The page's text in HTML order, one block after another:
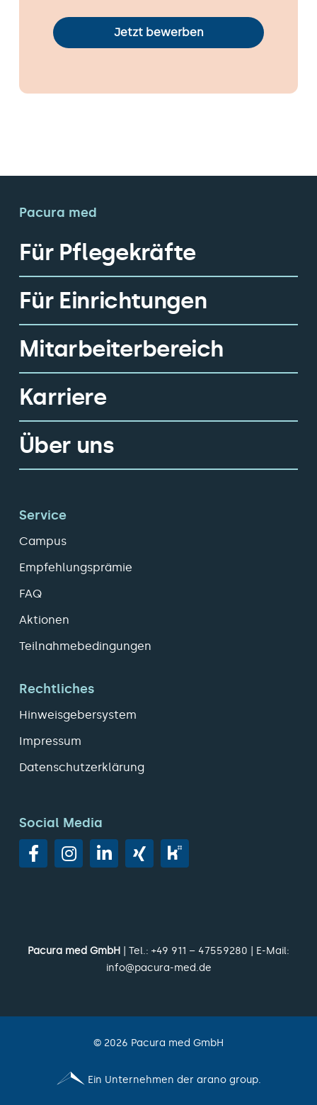
Jetzt bewerben
Pacura med
Für Pflegekräfte
Für Einrichtungen
Mitarbeiterbereich
Karriere
Über uns
Service
Campus
Empfehlungsprämie
FAQ
Aktionen
Teilnahmebedingungen
Rechtliches
Hinweisgebersystem
Impressum
Datenschutzerklärung
Social Media
Pacura med GmbH | Tel.: +49 911 – 47559280 | E-Mail:
info@pacura-med.de
© 2026 Pacura med GmbH
Ein Unternehmen der arano group.